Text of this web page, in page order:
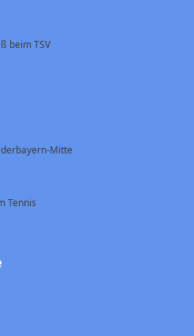
beim TSV
Mitte
Tennis